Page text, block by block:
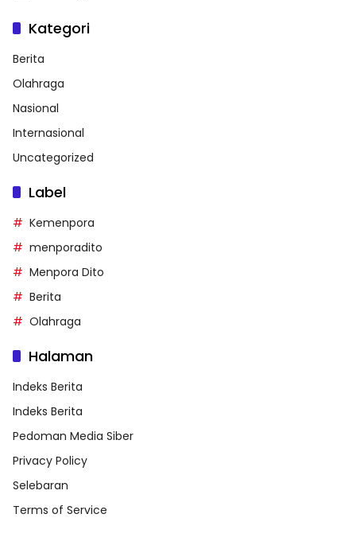
Kategori
Berita
Olahraga
Nasional
Internasional
Uncategorized
Label
Kemenpora
menporadito
Menpora Dito
Berita
Olahraga
Halaman
Indeks Berita
Indeks Berita
Pedoman Media Siber
Privacy Policy
Selebaran
Terms of Service